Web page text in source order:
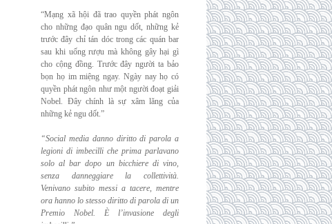
“Mạng xã hội đã trao quyền phát ngôn
cho những đạo quân ngu dốt, những kẻ
trước đây chỉ tán dóc trong các quán bar
sau khi uống rượu mà không gây hại gì
cho cộng đồng. Trước đây người ta bảo
bọn họ im miệng ngay. Ngày nay họ có
quyền phát ngôn như một người đoạt giải
Nobel. Đây chính là sự xâm lăng của
những kẻ ngu dốt.”
“Social media danno diritto di parola a
legioni di imbecilli che prima parlavano
solo albar dopo un bicchiere di vino,
senza danneggiare la collettività.
Venivano subito messi a tacere, mentre
ora hanno lo stesso diritto di parola di un
Premio Nobel. È l’invasione degli